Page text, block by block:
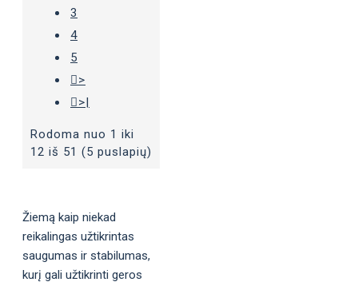
3
4
5
>
>|
Rodoma nuo 1 iki
12 iš 51 (5 puslapių)
Žiemą kaip niekad
reikalingas užtikrintas
saugumas ir stabilumas,
kurį gali užtikrinti geros